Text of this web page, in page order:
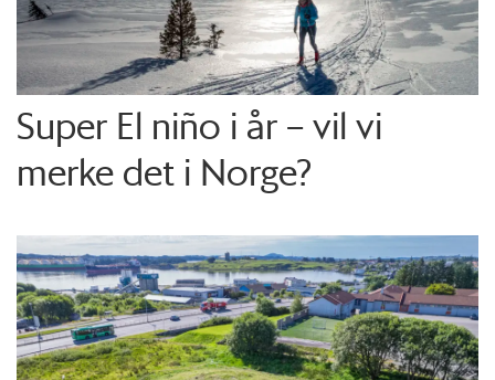
Super El niño i år – vil vi
merke det i Norge?